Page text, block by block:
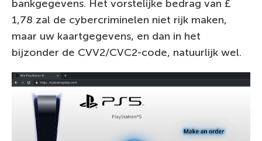
bankgegevens. Het vorstelijke bedrag van £
1,78 zal de cybercriminelen niet rijk maken,
maar uw kaartgegevens, en dan in het
bijzonder de CVV2/CVC2-code, natuurlijk wel.